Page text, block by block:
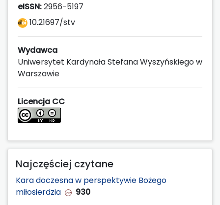
eISSN:2956-5197
10.21697/stv
Wydawca
Uniwersytet Kardynała Stefana Wyszyńskiego w
Warszawie
Licencja CC
Najczęściej czytane
Kara doczesna w perspektywie Bożego
miłosierdzia
930